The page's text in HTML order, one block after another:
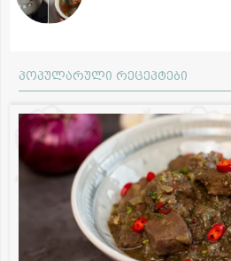
პოპულარული რეცეპტები